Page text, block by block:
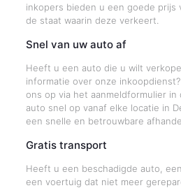
inkopers bieden u een goede prijs
de staat waarin deze verkeert.
Snel van uw auto af
Heeft u een auto die u wilt
informatie over onze
ons op via het aanmeldformulier in
auto snel op vanaf elke locatie in
een snelle en betrouwbare
Gratis transport
Heeft u een beschadigde auto,
een voertuig dat niet meer